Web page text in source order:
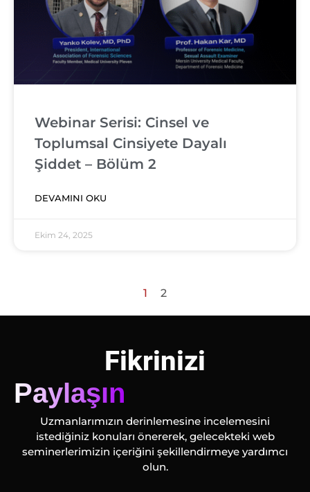
Webinar Serisi: Cinsel ve
Toplumsal Cinsiyete Dayalı
Şiddet – Bölüm 2
DEVAMINI OKU
Ekim 24, 2025
1 2
Fikrinizi
Paylaşın
Uzmanlarımızın derinlemesine incelemesini
istediğiniz konuları önererek, gelecekteki web
seminerlerimizin içeriğini şekillendirmeye yardımcı
olun.